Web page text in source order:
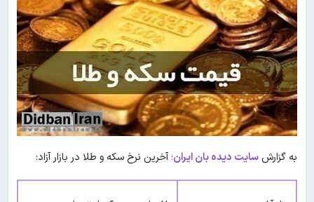
به گزارشسایت دیده بان ایران؛ آخرین نرخ سکه و طلا در بازار آزاد: